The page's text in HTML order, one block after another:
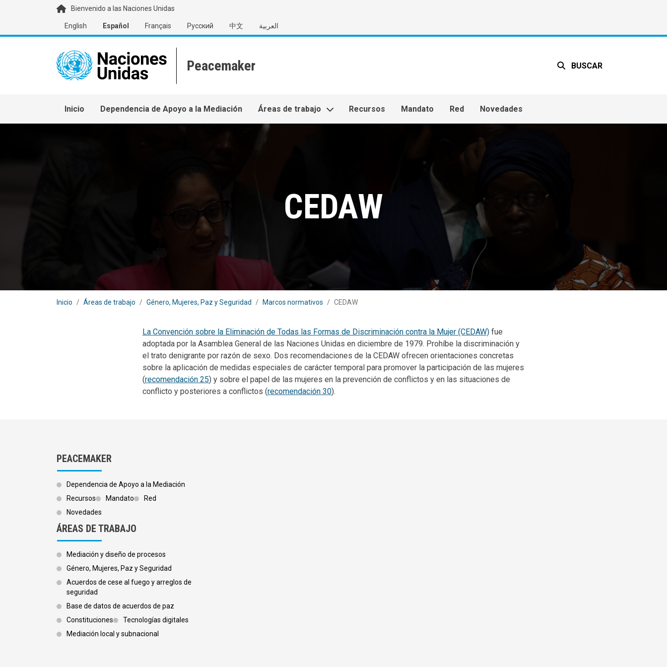
Pasar al contenido principalBienvenido a las Naciones Unidas
English Español Français Русский 中文 العربية
BUSCAR
Main navigation
Inicio Dependencia de Apoyo a la Mediación Áreas de trabajo Recursos Mandato Red Novedades
CEDAW
Inicio Áreas de trabajo Género, Mujeres, Paz y Seguridad Marcos normativos CEDAW
La Convención sobre la Eliminación de Todas las Formas de Discriminación contra la Mujer (CEDAW) fue
adoptada por la Asamblea General de las Naciones Unidas en diciembre de 1979. Prohíbe la discriminación y
el trato denigrante por razón de sexo. Dos recomendaciones de la CEDAW ofrecen orientaciones concretas
sobre la aplicación de medidas especiales de carácter temporal para promover la participación de las mujeres
(recomendación 25) y sobre el papel de las mujeres en la prevención de conflictos y en las situaciones de
conflicto y posteriores a conflictos (recomendación 30).
PEACEMAKER
Dependencia de Apoyo a la Mediación
Recursos
Mandato
Red
Novedades
ÁREAS DE TRABAJO
Mediación y diseño de procesos
Género, Mujeres, Paz y Seguridad
Acuerdos de cese al fuego y arreglos de
seguridad
Base de datos de acuerdos de paz
Constituciones
Tecnologías digitales
Mediación local y subnacional